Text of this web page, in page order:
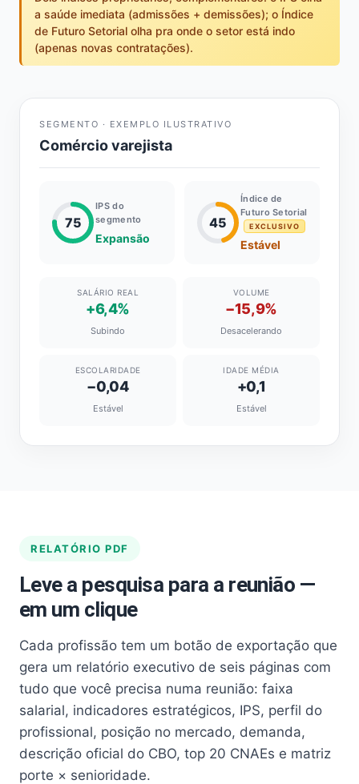
a saúde imediata (admissões + demissões); o Índice
de Futuro Setorial olha pra onde o setor está indo
(apenas novas contratações).
SEGMENTO · EXEMPLO ILUSTRATIVO
Comércio varejista
75
IPS do
segmento
Expansão
45
Índice de
Futuro Setorial
EXCLUSIVO
Estável
SALÁRIO REAL
+6,4%
Subindo
VOLUME
−15,9%
Desacelerando
ESCOLARIDADE
−0,04
Estável
IDADE MÉDIA
+0,1
Estável
RELATÓRIO PDF
Leve a pesquisa para a reunião —
em um clique
Cada profissão tem um botão de exportação que
gera um relatório executivo de seis páginas com
tudo que você precisa numa reunião: faixa
salarial, indicadores estratégicos, IPS, perfil do
profissional, posição no mercado, demanda,
descrição oficial do CBO, top 20 CNAEs e matriz
porte × senioridade.